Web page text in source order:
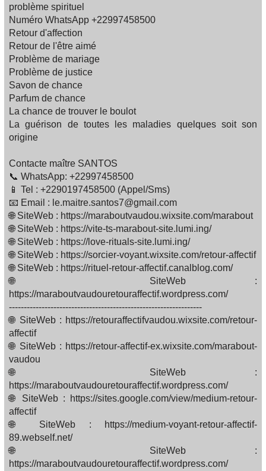
problème spirituel
Numéro WhatsApp +22997458500
Retour d'affection
Retour de l'être aimé
Problème de mariage
Problème de justice
Savon de chance
Parfum de chance
La chance de trouver le boulot
La guérison de toutes les maladies quelques soit son
origine
Contacte maître SANTOS
📞 WhatsApp: +22997458500
📱 Tel : +2290197458500 (Appel/Sms)
📧 Email : le.maitre.santos7@gmail.com
🌐 SiteWeb : https://maraboutvaudou.wixsite.com/marabout
🌐 SiteWeb : https://vite-ts-marabout-site.lumi.ing/
🌐 SiteWeb : https://love-rituals-site.lumi.ing/
🌐 SiteWeb : https://sorcier-voyant.wixsite.com/retour-affectif
🌐 SiteWeb : https://rituel-retour-affectif.canalblog.com/
🌐 SiteWeb :
https://maraboutvaudouretouraffectif.wordpress.com/
-----------------------------------------------------------------
🌐 SiteWeb : https://retouraffectifvaudou.wixsite.com/retour-
affectif
🌐 SiteWeb : https://retour-affectif-ex.wixsite.com/marabout-
vaudou
🌐 SiteWeb :
https://maraboutvaudouretouraffectif.wordpress.com/
🌐 SiteWeb : https://sites.google.com/view/medium-retour-
affectif
🌐 SiteWeb : https://medium-voyant-retour-affectif-
89.webself.net/
🌐 SiteWeb :
https://maraboutvaudouretouraffectif.wordpress.com/